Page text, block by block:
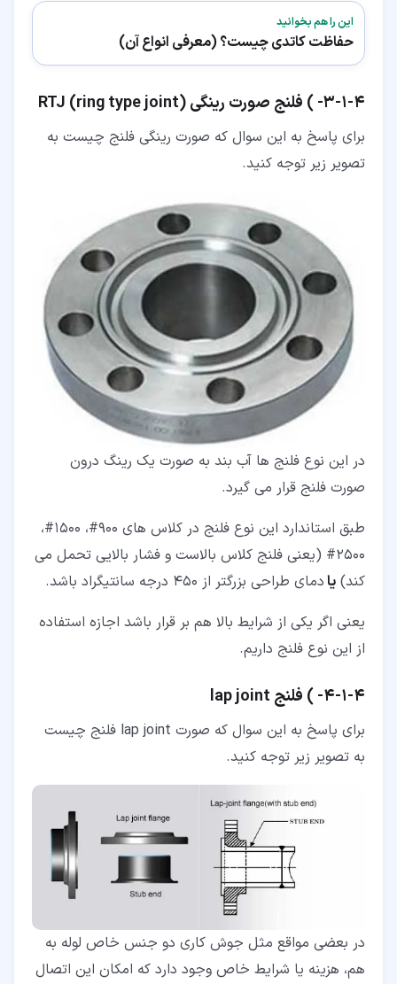
این را هم بخوانید
حفاظت کاتدی چیست؟ (معرفی انواع آن)
۴‏-‏۱‏-‏۳‏- ) فلنج صورت رینگی (RTJ (ring type joint
برای پاسخ به این سوال که صورت رینگی فلنج چیست به
تصویر زیر توجه کنید.
در این نوع فلنج ها آب بند به صورت یک رینگ درون
صورت فلنج قرار می گیرد.
طبق استاندارد این نوع فلنج در کلاس های 900#، 1500#،
2500# (یعنی فلنج کلاس بالاست و فشار بالایی تحمل می
کند) یادمای طراحی بزرگتر از 450 درجه سانتیگراد باشد.
یعنی اگر یکی از شرایط بالا هم بر قرار باشد اجازه استفاده
از این نوع فلنج داریم.
۴‏-‏۱‏-‏۴‏- ) فلنج lap joint
برای پاسخ به این سوال که صورت lap joint فلنج چیست
به تصویر زیر توجه کنید.
در بعضی مواقع مثل جوش کاری دو جنس خاص لوله به
هم، هزینه یا شرایط خاص وجود دارد که امکان این اتصال